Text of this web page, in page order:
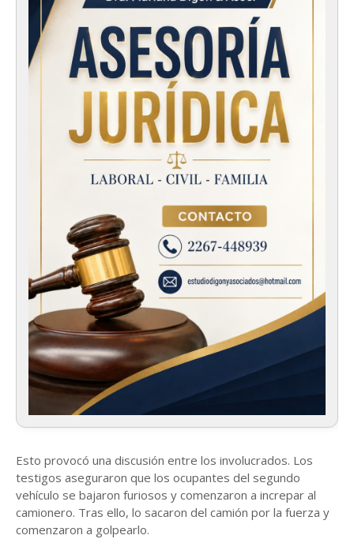
Esto provocó una discusión entre los involucrados. Los
testigos aseguraron que los ocupantes del segundo
vehículo se bajaron furiosos y comenzaron a increpar al
camionero. Tras ello, lo sacaron del camión por la fuerza y
comenzaron a golpearlo.